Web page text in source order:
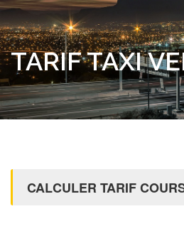
TARIF TAXI
CALCULER TARIF